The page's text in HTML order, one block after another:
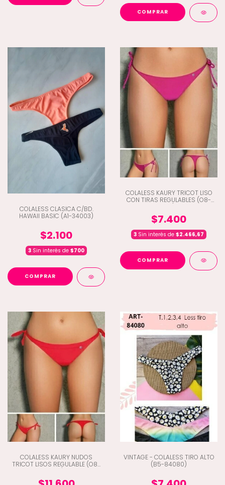
COMPRAR
COLALESS CLASICA C/BD.
HAWAII BASIC (A1-34003)
$2.100
3 Sin interés de $700
COMPRAR
COLALESS KAURY TRICOT LISO
CON TIRAS REGULABLES (O8-
$7.400
3 Sin interés de $2.466,67
COMPRAR
COLALESS KAURY NUDOS
TRICOT LISOS REGULABLE (O8-
VINTAGE - COLALESS TIRO ALTO
(B5-84080)